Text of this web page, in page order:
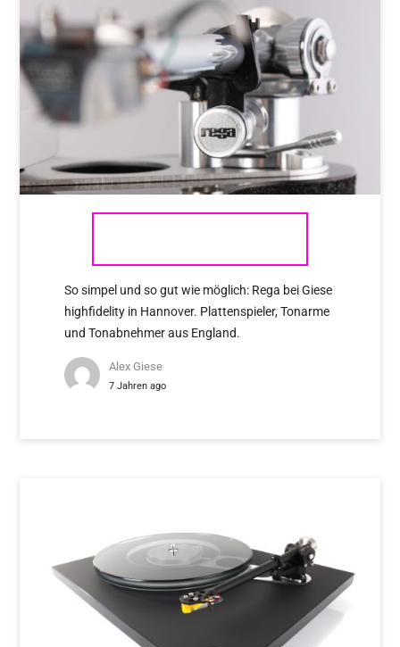
So simpel und so gut wie möglich: Rega bei Giese
highfidelity in Hannover. Plattenspieler, Tonarme
und Tonabnehmer aus England.
Alex Giese
7 Jahren ago